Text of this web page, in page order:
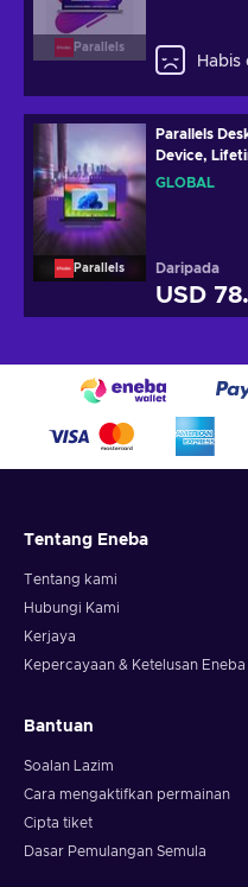
Parallels
Habis
Parallels
Parallels
Device,
GLOBAL
Daripada
USD
Tentang Eneba
Tentang kami
Hubungi Kami
Kerjaya
Kepercayaan & Ketelusan Eneba
Bantuan
Soalan Lazim
Cara mengaktifkan permainan
Cipta tiket
Dasar Pemulangan Semula